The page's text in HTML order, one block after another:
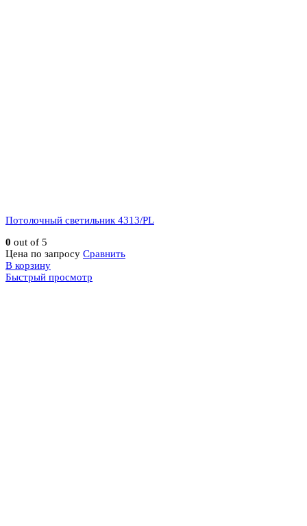
Потолочный светильник 4313/PL
0 out of 5
Цена по запросу Сравнить
В корзину
Быстрый просмотр